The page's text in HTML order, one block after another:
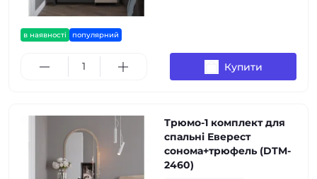
в наявності популярний
Купити
Трюмо-1 комплект для
спальні Еверест
сонома+трюфель (DTM-
2460)